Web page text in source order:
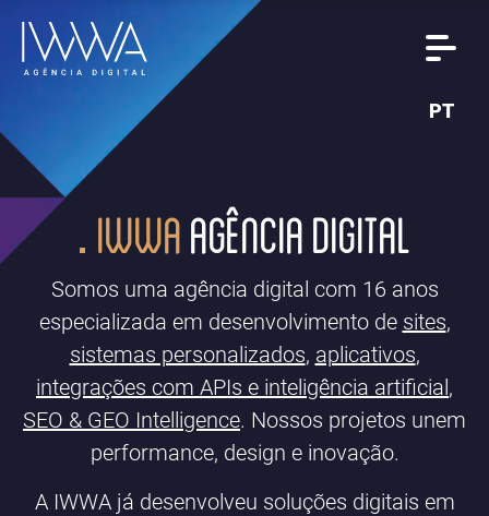
PT
IWWAAGÊNCIA DIGITAL
Somos uma agência digital com 16 anos
especializada em desenvolvimento de sites,
sistemas personalizados, aplicativos,
integrações com APIs e inteligência artificial,
SEO & GEO Intelligence. Nossos projetos unem
performance, design e inovação.
A IWWA já desenvolveu soluções digitais em